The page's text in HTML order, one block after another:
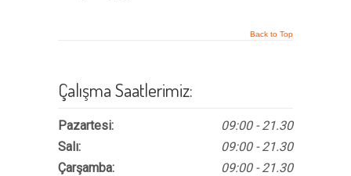
Back to Top
Çalışma Saatlerimiz:
Pazartesi:
Salı:
Çarşamba:
09:00 - 21.30
09:00 - 21.30
09:00 - 21.30